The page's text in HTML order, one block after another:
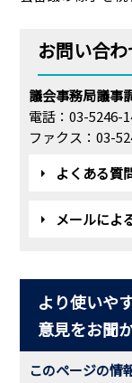
お問い合
議会事務局議事
電話：03-5246-
ファクス：03-
よくある質
メールによ
より使いや
意見をお聞
このページの情